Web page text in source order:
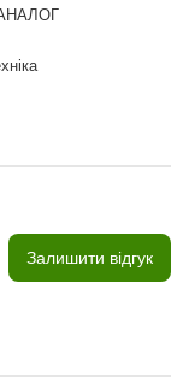
АНАЛОГ
Залишити відгук